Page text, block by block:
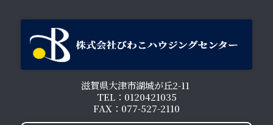
滋賀県大津市湖城が丘2-11
TEL：0120421035
FAX：077-527-2110